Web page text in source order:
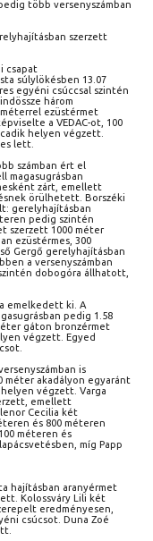
több versenyszámban
szerzett
csapat
súlylökésben 13.07
egyéni csúccsal szintén
három
ezüstérmet
a VEDAC-ot, 100
helyen végzett.
lett.
számban ért el
magasugrásban
zárt, emellett
örülhetett. Borszéki
gerelyhajításban
pedig szintén
szerzett 1000 méter
ezüstérmes, 300
Gergő gerelyhajításban
a versenyszámban
dobogóra állhatott,
emelkedett ki. A
pedig 1.58
gáton bronzérmet
végzett. Egyed
is
méter akadályon egyaránt
végzett. Varga
emellett
Cecilia két
és 800 méteren
méteren és
míg Papp
hajításban aranyérmet
Kolossváry Lili két
eredményesen,
csúcsot. Duna Zoé